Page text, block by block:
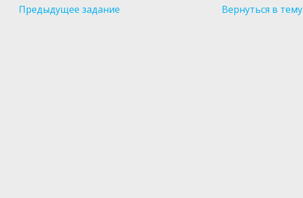
Предыдущее задание Вернуться в тему